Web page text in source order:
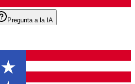
Pregunta a la IA